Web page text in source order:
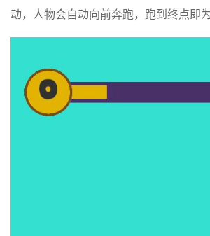
动，人物会自动向前奔跑，跑到终点即为